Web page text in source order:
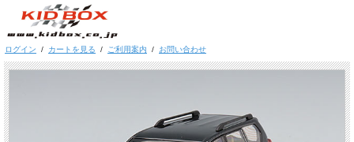
ログイン / カートを見る / ご利用案内 / お問い合わせ